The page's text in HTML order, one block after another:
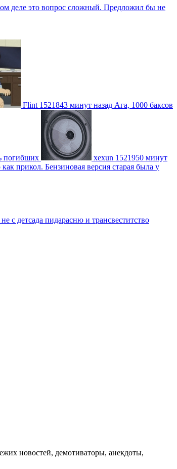
деле это вопрос сложный. Предложил бы не
Flint 1521843 минут назад Ага, 1000 баксов
погибших xexun 1521950 минут
прикол. Бензиновая версия старая была у
с детсада пидарасню и трансвеститство
новостей, демотиваторы, анекдоты,